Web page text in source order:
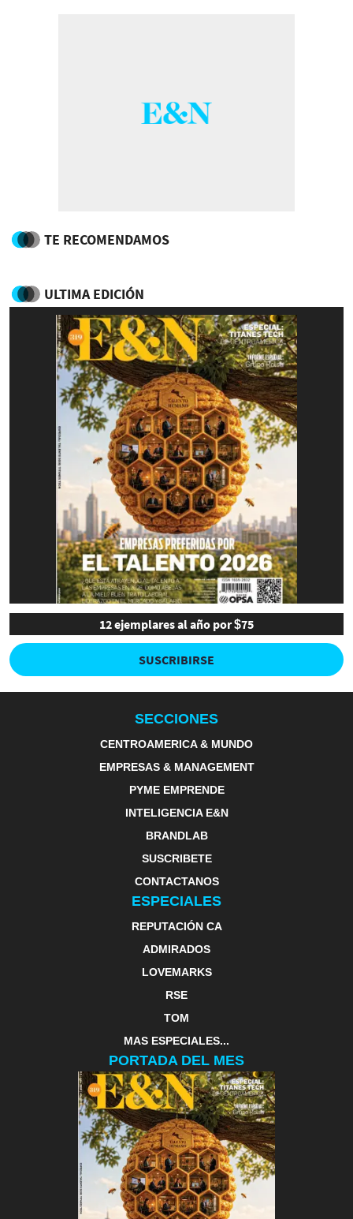
TE RECOMENDAMOS
ULTIMA EDICIÓN
12 ejemplares al año por $75
SUSCRIBIRSE
SECCIONES
CENTROAMERICA & MUNDO
EMPRESAS & MANAGEMENT
PYME EMPRENDE
INTELIGENCIA E&N
BRANDLAB
SUSCRIBETE
CONTACTANOS
ESPECIALES
REPUTACIÓN CA
ADMIRADOS
LOVEMARKS
RSE
TOM
MAS ESPECIALES...
PORTADA DEL MES